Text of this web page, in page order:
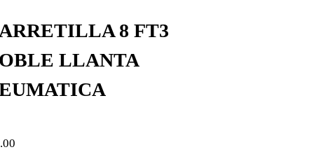
8 FT3
LLANTA